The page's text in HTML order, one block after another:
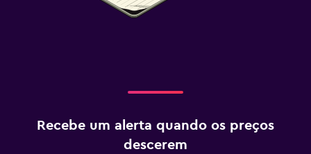
Recebe um alerta quando os preços
descerem